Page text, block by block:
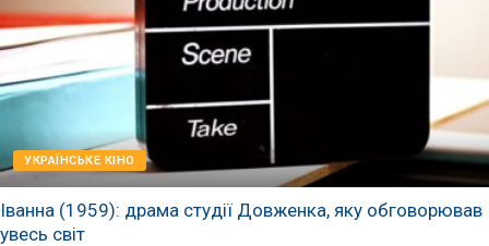
УКРАЇНСЬКЕ КІНО
Іванна (1959): драма студії Довженка, яку обговорював
увесь світ